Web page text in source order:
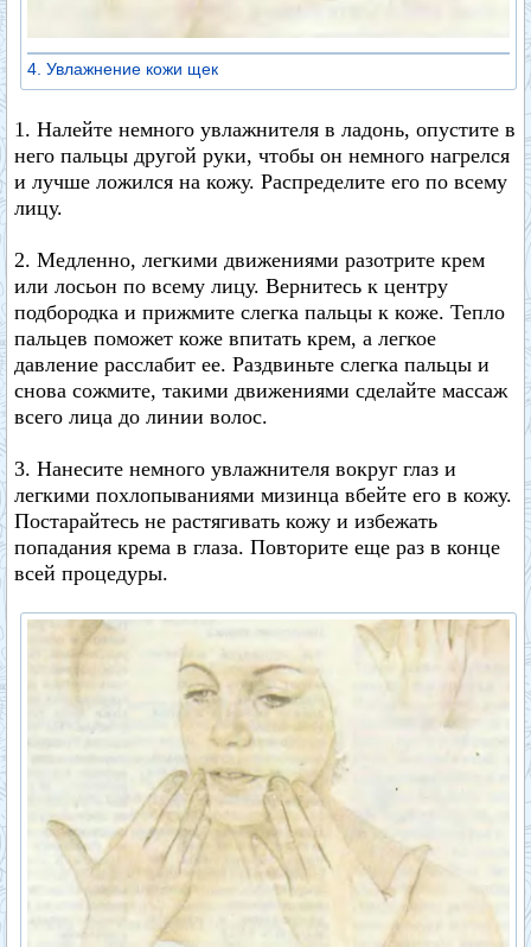
4. Увлажнение кожи щек
1. Налейте немного увлажнителя в ладонь, опустите в
него пальцы другой руки, чтобы он немного нагрелся
и лучше ложился на кожу. Распределите его по всему
лицу.
2. Медленно, легкими движениями разотрите крем
или лосьон по всему лицу. Вернитесь к центру
подбородка и прижмите слегка пальцы к коже. Тепло
пальцев поможет коже впитать крем, а легкое
давление расслабит ее. Раздвиньте слегка пальцы и
снова сожмите, такими движениями сделайте массаж
всего лица до линии волос.
3. Нанесите немного увлажнителя вокруг глаз и
легкими похлопываниями мизинца вбейте его в кожу.
Постарайтесь не растягивать кожу и избежать
попадания крема в глаза. Повторите еще раз в конце
всей процедуры.